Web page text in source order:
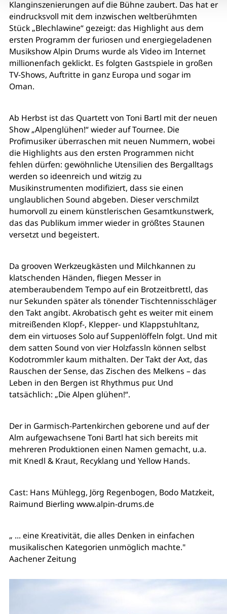
Klanginszenierungen auf die Bühne zaubert. Das hat er
eindrucksvoll mit dem inzwischen weltberühmten
Stück „Blechlawine“ gezeigt: das Highlight aus dem
ersten Programm der furiosen und energiegeladenen
Musikshow Alpin Drums wurde als Video im Internet
millionenfach geklickt. Es folgten Gastspiele in großen
TV-Shows, Auftritte in ganz Europa und sogar im
Oman.
Ab Herbst ist das Quartett von Toni Bartl mit der neuen
Show „Alpenglühen!“ wieder auf Tournee. Die
Profimusiker überraschen mit neuen Nummern, wobei
die Highlights aus den ersten Programmen nicht
fehlen dürfen: gewöhnliche Utensilien des Bergalltags
werden so ideenreich und witzig zu
Musikinstrumenten modifiziert, dass sie einen
unglaublichen Sound abgeben. Dieser verschmilzt
humorvoll zu einem künstlerischen Gesamtkunstwerk,
das das Publikum immer wieder in größtes Staunen
versetzt und begeistert.
Da grooven Werkzeugkästen und Milchkannen zu
klatschenden Händen, fliegen Messer in
atemberaubendem Tempo auf ein Brotzeitbrettl, das
nur Sekunden später als tönender Tischtennisschläger
den Takt angibt. Akrobatisch geht es weiter mit einem
mitreißenden Klopf-, Klepper- und Klappstuhltanz,
dem ein virtuoses Solo auf Suppenlöffeln folgt. Und mit
dem satten Sound von vier Holzfassln können selbst
Kodotrommler kaum mithalten. Der Takt der Axt, das
Rauschen der Sense, das Zischen des Melkens – das
Leben in den Bergen ist Rhythmus pur. Und
tatsächlich: „Die Alpen glühen!“.
Der in Garmisch-Partenkirchen geborene und auf der
Alm aufgewachsene Toni Bartl hat sich bereits mit
mehreren Produktionen einen Namen gemacht, u.a.
mit Knedl & Kraut, Recyklang und Yellow Hands.
Cast: Hans Mühlegg, Jörg Regenbogen, Bodo Matzkeit,
Raimund Bierling www.alpin-drums.de
„ ... eine Kreativität, die alles Denken in einfachen
musikalischen Kategorien unmöglich machte."
Aachener Zeitung